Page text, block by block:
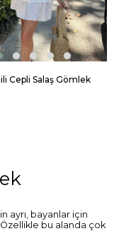
Cepli Salaş Gömlek
ayrı, bayanlar için
bu alanda çok